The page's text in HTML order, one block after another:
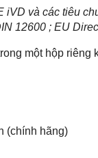
và các tiêu
12600 ; EU
một hộp riêng
(chính hãng)